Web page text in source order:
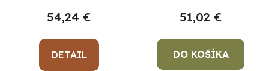
54,24 €
DETAIL
51,02 €
DO KOŠÍKA